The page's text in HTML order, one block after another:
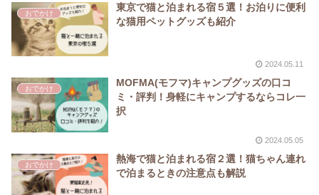
おでかけ
東京で猫と泊まれる宿５選！お泊りに便利
な猫用ペットグッズも紹介
2024.05.11
おでかけ
MOFMA(モフマ)キャンプグッズの口コ
ミ・評判！身軽にキャンプするならコレ一
択
2024.05.05
おでかけ
熱海で猫と泊まれる宿２選！猫ちゃん連れ
で泊まるときの注意点も解説